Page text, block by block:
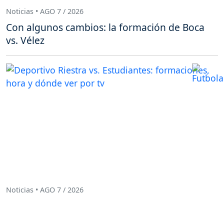
Noticias • AGO 7 / 2026
Con algunos cambios: la formación de Boca
vs. Vélez
Noticias • AGO 7 / 2026